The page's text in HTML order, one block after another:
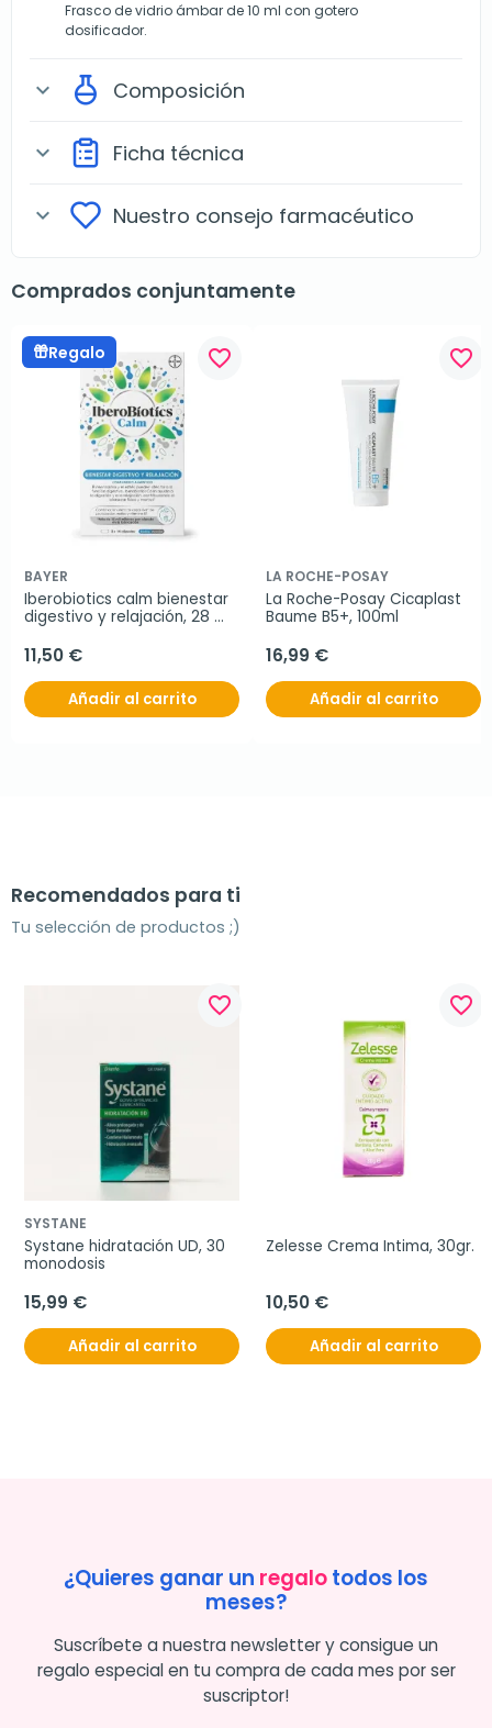
Frasco de vidrio ámbar de 10 ml con gotero
dosificador.
expand_more Composición
expand_more Ficha técnica
expand_more Nuestro consejo farmacéutico
Comprados conjuntamente
Regalo favorite_border
BAYER
Iberobiotics calm bienestar
digestivo y relajación, 28
11,50 €
Añadir al carrito
favorite_border
LA ROCHE-POSAY
La Roche-Posay Cicaplast
Baume B5+, 100ml
16,99 €
Añadir al carrito
Recomendados para ti
Tu selección de productos ;)
favorite_border
SYSTANE
Systane hidratación UD, 30
monodosis
15,99 €
Añadir al carrito
favorite_border
Zelesse Crema Intima, 30gr.
10,50 €
Añadir al carrito
¿Quieres ganar un regalotodos los
meses?
Suscríbete a nuestra newsletter y consigue un
regalo especial en tu compra de cada mes por ser
suscriptor!